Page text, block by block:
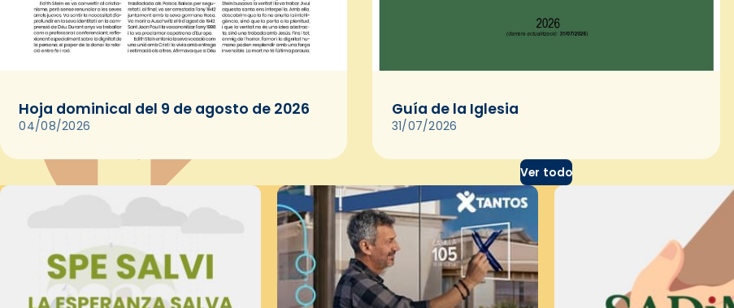
Hoja dominical del 9 de agosto de 2026
04/08/2026
Guía de la Iglesia
31/07/2026
Ver todo